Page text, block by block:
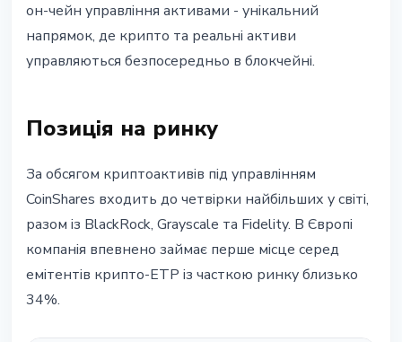
он-чейн управління активами - унікальний
напрямок, де крипто та реальні активи
управляються безпосередньо в блокчейні.
Позиція на ринку
За обсягом криптоактивів під управлінням
CoinShares входить до четвірки найбільших у світі,
разом із BlackRock, Grayscale та Fidelity. В Європі
компанія впевнено займає перше місце серед
емітентів крипто-ETP із часткою ринку близько
34%.